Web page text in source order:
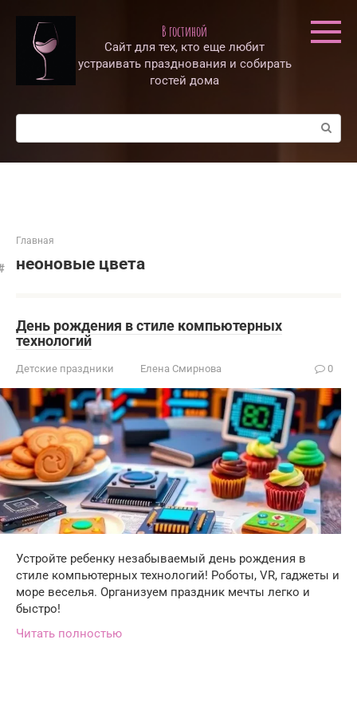
контенту
В гостиной
Сайт для тех, кто еще любит
устраивать празднования и собирать
гостей дома
Поиск:
Главная
неоновые цвета
День рождения в стиле компьютерных
технологий
Детские праздники Елена Смирнова 0
Устройте ребенку незабываемый день рождения в
стиле компьютерных технологий! Роботы, VR, гаджеты и
море веселья. Организуем праздник мечты легко и
быстро!
Читать полностью